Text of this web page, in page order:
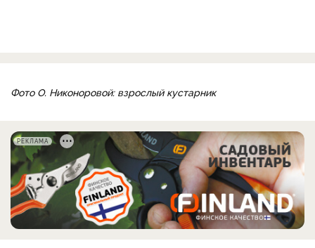
Фото О. Никоноровой: взрослый кустарник
РЕКЛАМА